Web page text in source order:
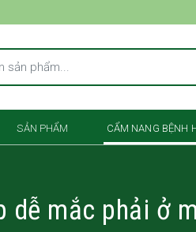
SẢN PHẨM CẨM NANG BỆNH
dễ mắc phải ở